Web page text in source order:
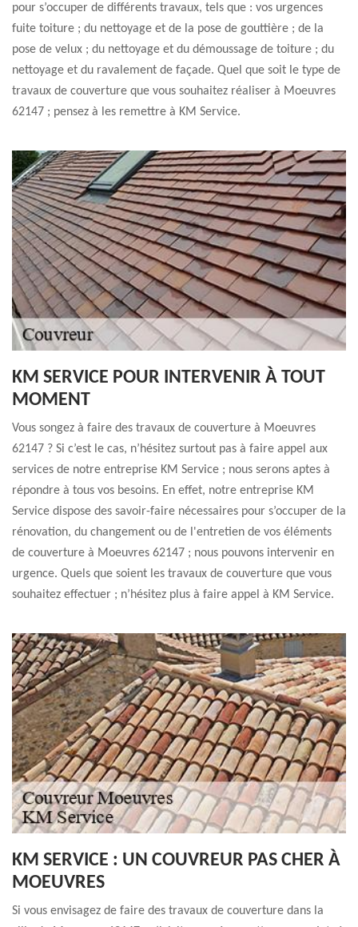
pour s’occuper de différents travaux, tels que : vos urgences
fuite toiture ; du nettoyage et de la pose de gouttière ; de la
pose de velux ; du nettoyage et du démoussage de toiture ; du
nettoyage et du ravalement de façade. Quel que soit le type de
travaux de couverture que vous souhaitez réaliser à Moeuvres
62147 ; pensez à les remettre à KM Service.
KM SERVICE POUR INTERVENIR À TOUT
MOMENT
Vous songez à faire des travaux de couverture à Moeuvres
62147 ? Si c’est le cas, n’hésitez surtout pas à faire appel aux
services de notre entreprise KM Service ; nous serons aptes à
répondre à tous vos besoins. En effet, notre entreprise KM
Service dispose des savoir-faire nécessaires pour s’occuper de la
rénovation, du changement ou de l'entretien de vos éléments
de couverture à Moeuvres 62147 ; nous pouvons intervenir en
urgence. Quels que soient les travaux de couverture que vous
souhaitez effectuer ; n’hésitez plus à faire appel à KM Service.
KM SERVICE : UN COUVREUR PAS CHER À
MOEUVRES
Si vous envisagez de faire des travaux de couverture dans la